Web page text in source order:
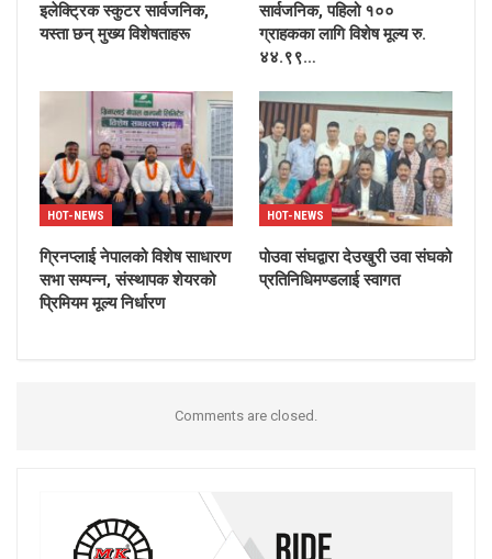
इलेक्ट्रिक स्कुटर सार्वजनिक,
यस्ता छन् मुख्य विशेषताहरू
सार्वजनिक, पहिलो १००
ग्राहकका लागि विशेष मूल्य रु.
४४.९९…
HOT-NEWS
ग्रिनप्लाई नेपालको विशेष साधारण
सभा सम्पन्न, संस्थापक शेयरको
प्रिमियम मूल्य निर्धारण
HOT-NEWS
पोउवा संघद्वारा देउखुरी उवा संघको
प्रतिनिधिमण्डलाई स्वागत
Comments are closed.